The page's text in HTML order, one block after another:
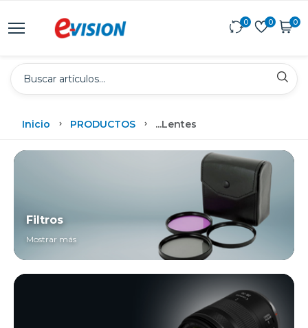
0 0 0
Inicio PRODUCTOS ...Lentes
Filtros
Mostrar más